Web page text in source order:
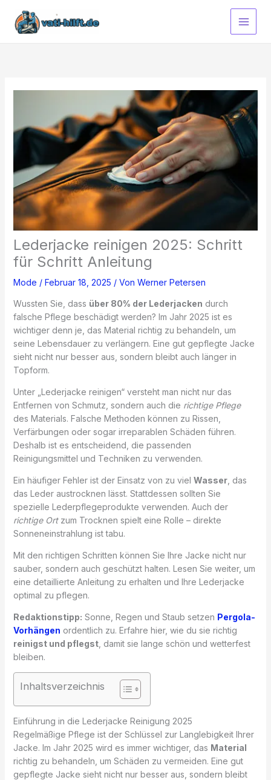
Inhalt
springen
Lederjacke reinigen 2025: Schritt
für Schritt Anleitung
Mode / Februar 18, 2025 / Von Werner Petersen
Wussten Sie, dass über 80% der Lederjacken durch
falsche Pflege beschädigt werden? Im Jahr 2025 ist es
wichtiger denn je, das Material richtig zu behandeln, um
seine Lebensdauer zu verlängern. Eine gut gepflegte Jacke
sieht nicht nur besser aus, sondern bleibt auch länger in
Topform.
Unter „Lederjacke reinigen“ versteht man nicht nur das
Entfernen von Schmutz, sondern auch die richtige Pflege
des Materials. Falsche Methoden können zu Rissen,
Verfärbungen oder sogar irreparablen Schäden führen.
Deshalb ist es entscheidend, die passenden
Reinigungsmittel und Techniken zu verwenden.
Ein häufiger Fehler ist der Einsatz von zu viel Wasser, das
das Leder austrocknen lässt. Stattdessen sollten Sie
spezielle Lederpflegeprodukte verwenden. Auch der
richtige Ortzum Trocknen spielt eine Rolle – direkte
Sonneneinstrahlung ist tabu.
Mit den richtigen Schritten können Sie Ihre Jacke nicht nur
sauber, sondern auch geschützt halten. Lesen Sie weiter, um
eine detaillierte Anleitung zu erhalten und Ihre Lederjacke
optimal zu pflegen.
Redaktionstipp: Sonne, Regen und Staub setzen Pergola-
Vorhängen ordentlich zu. Erfahre hier, wie du sie richtig
reinigst und pflegst, damit sie lange schön und wetterfest
bleiben.
Inhaltsverzeichnis
Einführung in die Lederjacke Reinigung 2025
Regelmäßige Pflege ist der Schlüssel zur Langlebigkeit Ihrer
Jacke. Im Jahr 2025 wird es immer wichtiger, das Material
richtig zu behandeln, um Schäden zu vermeiden. Eine gut
gepflegte Jacke sieht nicht nur besser aus, sondern bleibt